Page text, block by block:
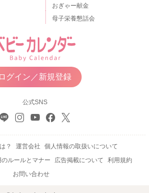
おぎゃー献金
母子栄養懇話会
ログイン／新規登録
公式SNS
？ 運営会社
個人情報の取扱いについて
のルールとマナー 広告掲載について
利用規約
お問い合わせ